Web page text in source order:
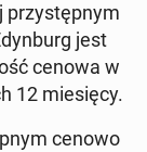
przy­stęp­nym
jest
cenowa w
12 mie­się­cy.
cenowo